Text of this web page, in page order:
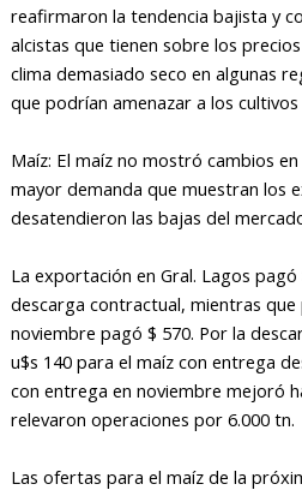
reafirmaron la tendencia bajista y
alcistas que tienen sobre los
clima demasiado seco en algunas
que podrían amenazar a los
Maíz: El maíz no mostró cambios
mayor demanda que muestran los
desatendieron las bajas del
La exportación en Gral. Lagos
descarga contractual, mientras que
noviembre pagó $ 570. Por la
u$s 140 para el maíz con entrega
con entrega en noviembre mejoró
relevaron operaciones por 6.000 tn.
Las ofertas para el maíz de la